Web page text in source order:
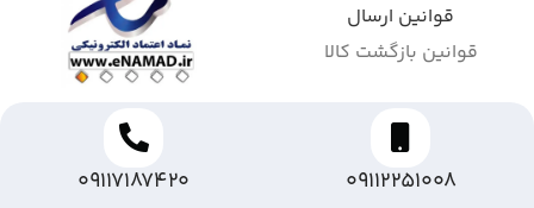
قوانین ارسال
قوانین بازگشت کالا
09112251008
09117187420